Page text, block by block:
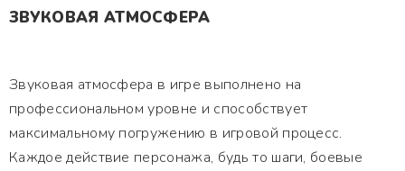
ЗВУКОВАЯ АТМОСФЕРА
Звуковая атмосфера в игре выполнено на
профессиональном уровне и способствует
максимальному погружению в игровой процесс.
Каждое действие персонажа, будь то шаги, боевые